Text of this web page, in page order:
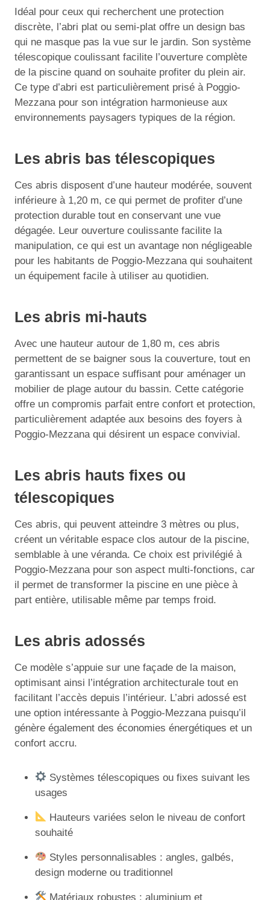
Idéal pour ceux qui recherchent une protection
discrète, l’abri plat ou semi-plat offre un design bas
qui ne masque pas la vue sur le jardin. Son système
télescopique coulissant facilite l’ouverture complète
de la piscine quand on souhaite profiter du plein air.
Ce type d’abri est particulièrement prisé à Poggio-
Mezzana pour son intégration harmonieuse aux
environnements paysagers typiques de la région.
Les abris bas télescopiques
Ces abris disposent d’une hauteur modérée, souvent
inférieure à 1,20 m, ce qui permet de profiter d’une
protection durable tout en conservant une vue
dégagée. Leur ouverture coulissante facilite la
manipulation, ce qui est un avantage non négligeable
pour les habitants de Poggio-Mezzana qui souhaitent
un équipement facile à utiliser au quotidien.
Les abris mi-hauts
Avec une hauteur autour de 1,80 m, ces abris
permettent de se baigner sous la couverture, tout en
garantissant un espace suffisant pour aménager un
mobilier de plage autour du bassin. Cette catégorie
offre un compromis parfait entre confort et protection,
particulièrement adaptée aux besoins des foyers à
Poggio-Mezzana qui désirent un espace convivial.
Les abris hauts fixes ou
télescopiques
Ces abris, qui peuvent atteindre 3 mètres ou plus,
créent un véritable espace clos autour de la piscine,
semblable à une véranda. Ce choix est privilégié à
Poggio-Mezzana pour son aspect multi-fonctions, car
il permet de transformer la piscine en une pièce à
part entière, utilisable même par temps froid.
Les abris adossés
Ce modèle s’appuie sur une façade de la maison,
optimisant ainsi l’intégration architecturale tout en
facilitant l’accès depuis l’intérieur. L’abri adossé est
une option intéressante à Poggio-Mezzana puisqu’il
génère également des économies énergétiques et un
confort accru.
Systèmes télescopiques ou fixes suivant les
usages
Hauteurs variées selon le niveau de confort
souhaité
Styles personnalisables : angles, galbés,
design moderne ou traditionnel
Matériaux robustes : aluminium et